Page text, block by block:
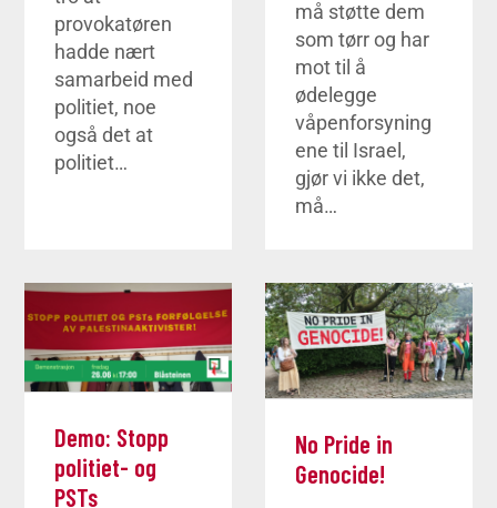
provokatøren
hadde nært
samarbeid med
politiet, noe
også det at
politiet…
må støtte dem
som tørr og har
mot til å
ødelegge
våpenforsyning
ene til Israel,
gjør vi ikke det,
må…
Demo: Stopp
politiet- og
PSTs
No Pride in
Genocide!